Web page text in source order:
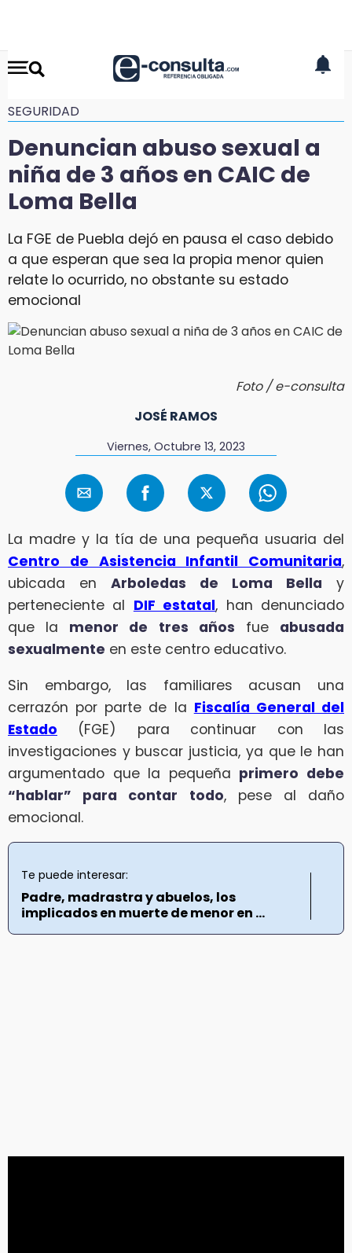
SEGURIDAD
Denuncian abuso sexual a
niña de 3 años en CAIC de
Loma Bella
La FGE de Puebla dejó en pausa el caso debido
a que esperan que sea la propia menor quien
relate lo ocurrido, no obstante su estado
emocional
Foto / e-consulta
JOSÉ RAMOS
Viernes, Octubre 13, 2023
La madre y la tía de una pequeña usuaria del
Centro de Asistencia Infantil Comunitaria,
ubicada en Arboledas de Loma Bella y
perteneciente al DIF estatal, han denunciado
que la menor de tres años fue abusada
sexualmente en este centro educativo.
Sin embargo, las familiares acusan una
cerrazón por parte de la Fiscalía General del
Estado (FGE) para continuar con las
investigaciones y buscar justicia, ya que le han
argumentado que la pequeña primero debe
“hablar” para contar todo, pese al daño
emocional.
Te puede interesar:
Padre, madrastra y abuelos, los
implicados en muerte de menor en ...